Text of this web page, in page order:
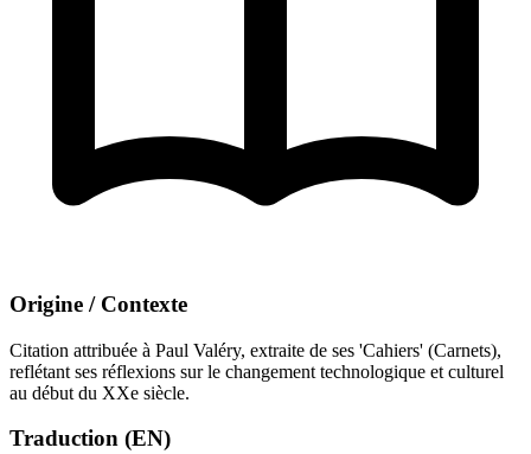
Origine / Contexte
Citation attribuée à Paul Valéry, extraite de ses 'Cahiers' (Carnets),
reflétant ses réflexions sur le changement technologique et culturel
au début du XXe siècle.
Traduction (EN)